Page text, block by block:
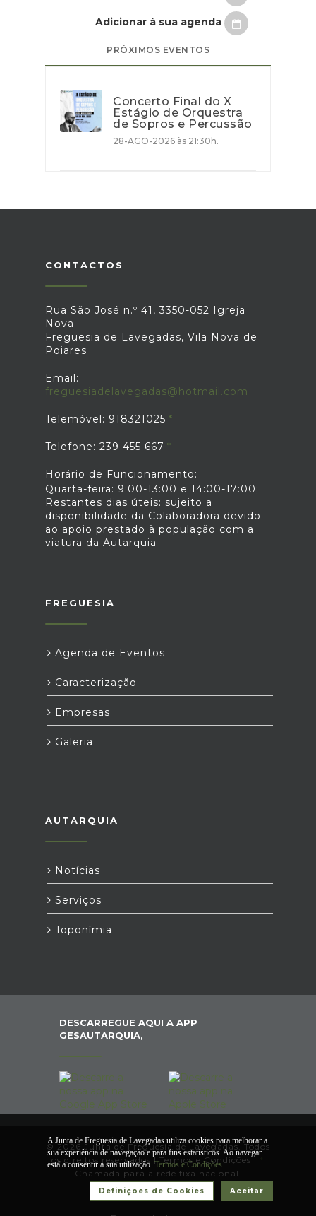
Adicionar à sua agenda
PRÓXIMOS EVENTOS
Concerto Final do X
Estágio de Orquestra
de Sopros e Percussão
28-AGO-2026 às 21:30h.
CONTACTOS
Rua São José n.º 41, 3350-052 Igreja
Nova
Freguesia de Lavegadas, Vila Nova de
Poiares
Email:
freguesiadelavegadas@hotmail.com
Telemóvel: 918321025
Telefone: 239 455 667
Horário de Funcionamento:
Quarta-feira: 9:00-13:00 e 14:00-17:00;
Restantes dias úteis: sujeito a
disponibilidade da Colaboradora devido
ao apoio prestado à população com a
viatura da Autarquia
FREGUESIA
Agenda de Eventos
Caracterização
Empresas
Galeria
AUTARQUIA
Notícias
Serviços
Toponímia
DESCARREGUE AQUI A APP
GESAUTARQUIA,
© 2026 Junta de Freguesia de Lavegadas. Todos
os direitos reservados |Termos e Condições|
Chamada para a rede fixa nacional.
A Junta de Freguesia de Lavegadas utiliza cookies para melhorar a
sua experiência de navegação e para fins estatísticos. Ao navegar
está a consentir a sua utilização. Termos e Condições
Aceitar
Definiçoes de Cookies